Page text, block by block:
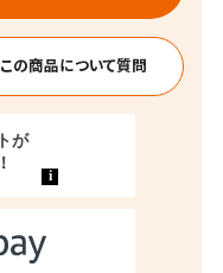
この商品について質問